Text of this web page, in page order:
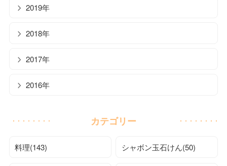
2019年
2018年
2017年
2016年
カテゴリー
料理(143) シャボン玉石けん(50)